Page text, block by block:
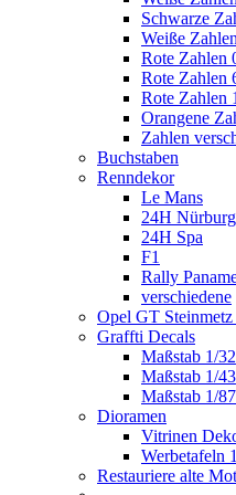
Schwarze
Weiße
Rote Zahlen
Rote Zahlen
Rote Zahlen
Orangene
Zahlen
Buchstaben
Renndekor
Le Mans
24H
24H Spa
F1
Rally
verschiedene
Opel GT
Graffti Decals
Maßstab 1/32
Maßstab 1/43
Maßstab 1/
Dioramen
Vitrinen
Werbetafeln
Restauriere alte